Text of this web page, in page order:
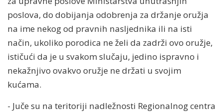
poslova, do dobijanja odobrenja za držanje oružja
na ime nekog od pravnih nasljednika ili na isti
način, ukoliko porodica ne želi da zadrži ovo oružje,
ističući da je u svakom slučaju, jedino ispravno i
nekažnjivo ovakvo oružje ne držati u svojim
kućama.
- Juče su na teritoriji nadležnosti Regionalnog centra